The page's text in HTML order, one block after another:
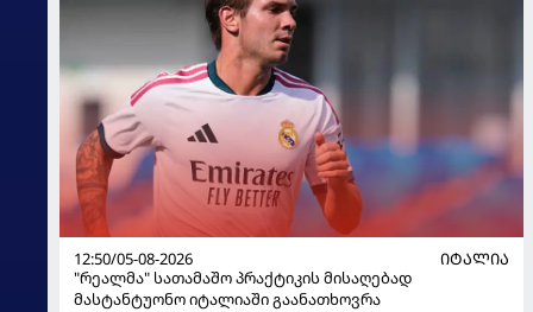
12:50/05-08-2026
ᲘᲢᲐᲚᲘᲐ
"რეალმა" სათამაშო პრაქტიკის მისაღებად
მასტანტუონო იტალიაში გაანათხოვრა